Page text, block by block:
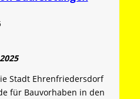
Stadt Ehrenfriedersdorf
für Bauvorhaben in den